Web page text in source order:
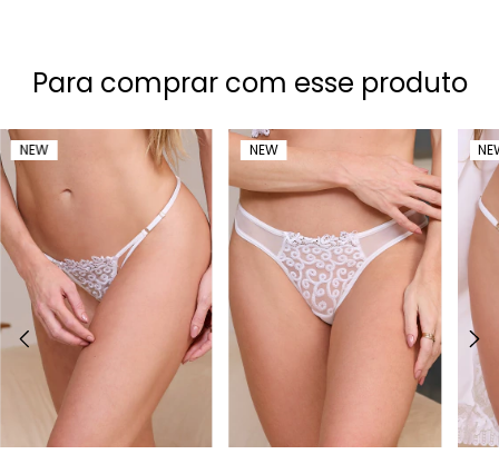
Para comprar com esse produto
NEW NEW